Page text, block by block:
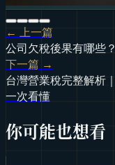
← 上一篇
公司欠稅後果有哪些
下一篇 →
台灣營業稅完整解析
一次看懂
你可能也想看